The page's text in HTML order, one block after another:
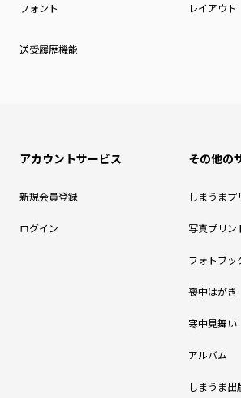
フォント レイアウト
送受履歴機能
アカウントサービス
新規会員登録
ログイン
その他の
しまうま
写真プリン
フォトブッ
喪中はがき
寒中見舞い
アルバム
しまうま出